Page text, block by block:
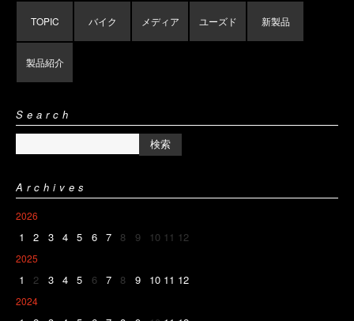
TOPIC バイク メディア ユーズド 新製品
製品紹介
Search
Archives
2026
1 2 3 4 5 6 7 8 9 10 11 12
2025
1 2 3 4 5 6 7 8 9 10 11 12
2024